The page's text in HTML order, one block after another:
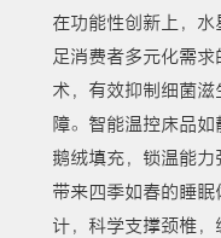
在功能性创新上，
足消费者多元化需
术，有效抑制细菌
障。智能温控床品
鹅绒填充，锁温能
带来四季如春的睡
计，科学支撑颈椎